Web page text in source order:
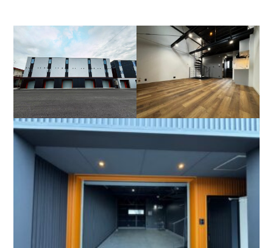
DEVELOP 分譲地の紹介